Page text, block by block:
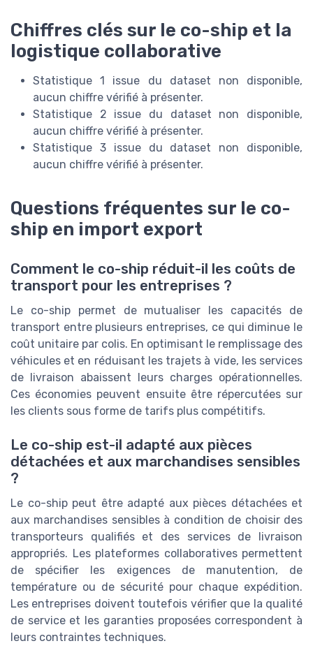
Chiffres clés sur le co-ship et la
logistique collaborative
Statistique 1 issue du dataset non disponible,
aucun chiffre vérifié à présenter.
Statistique 2 issue du dataset non disponible,
aucun chiffre vérifié à présenter.
Statistique 3 issue du dataset non disponible,
aucun chiffre vérifié à présenter.
Questions fréquentes sur le co-
ship en import export
Comment le co-ship réduit-il les coûts de
transport pour les entreprises ?
Le co-ship permet de mutualiser les capacités de
transport entre plusieurs entreprises, ce qui diminue le
coût unitaire par colis. En optimisant le remplissage des
véhicules et en réduisant les trajets à vide, les services
de livraison abaissent leurs charges opérationnelles.
Ces économies peuvent ensuite être répercutées sur
les clients sous forme de tarifs plus compétitifs.
Le co-ship est-il adapté aux pièces
détachées et aux marchandises sensibles
?
Le co-ship peut être adapté aux pièces détachées et
aux marchandises sensibles à condition de choisir des
transporteurs qualifiés et des services de livraison
appropriés. Les plateformes collaboratives permettent
de spécifier les exigences de manutention, de
température ou de sécurité pour chaque expédition.
Les entreprises doivent toutefois vérifier que la qualité
de service et les garanties proposées correspondent à
leurs contraintes techniques.